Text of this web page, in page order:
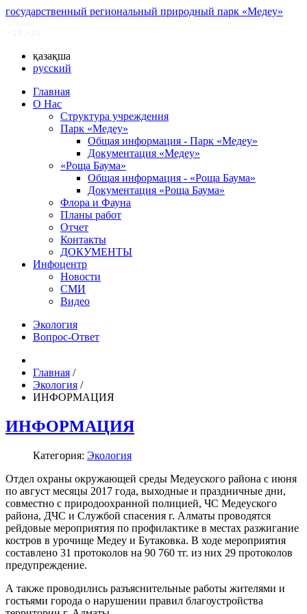
государственный региональный природный парк «Медеу»
қазақша
русский
Главная
О Нас
Структура учреждения
Парк «Медеу»
Общая информация - Парк «Медеу»
Документация «Медеу»
«Роща Баума»
Общая информация - «Роща Баума»
Документация «Роща Баума»
Флора и Фауна
Планы работ
Отчет
Контакты
ДОКУМЕНТЫ
Инфоцентр
Новости
СМИ
Видео
Экология
Вопрос-Ответ
Главная /
Экология /
ИНФОРМАЦИЯ
ИНФОРМАЦИЯ
Категория: Экология
Отдел охраны окружающей среды Медеуского района с июня
по август месяцы 2017 года, выходные и праздничные дни,
совместно с природоохранной полицией, ЧС Медеуского
района, ДЧС и Службой спасения г. Алматы проводятся
рейдовые мероприятия по профилактике в местах разжигание
костров в урочище Медеу и Бутаковка. В ходе мероприятия
составлено 31 протоколов на 90 760 тг. из них 29 протоколов
предупреждение.
А также проводились разъяснительные работы жителями и
гостьями города о нарушении правил благоустройства